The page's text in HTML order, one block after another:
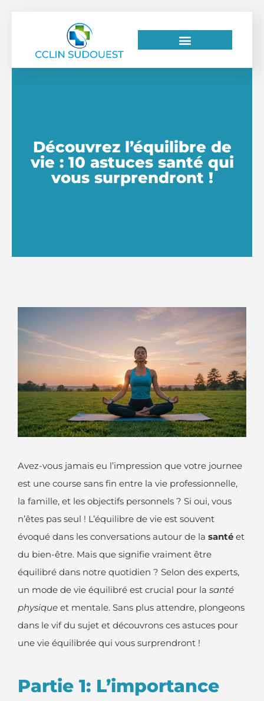
Découvrez l’équilibre de
vie : 10 astuces santé qui
vous surprendront !
Avez-vous jamais eu l’impression que votre journee
est une course sans fin entre la vie professionnelle,
la famille, et les objectifs personnels ? Si oui, vous
n’êtes pas seul ! L’équilibre de vie est souvent
évoqué dans les conversations autour de la santé et
du bien-être. Mais que signifie vraiment être
équilibré dans notre quotidien ? Selon des experts,
un mode de vie équilibré est crucial pour la santé
physique et mentale. Sans plus attendre, plongeons
dans le vif du sujet et découvrons ces astuces pour
une vie équilibrée qui vous surprendront !
Partie 1: L’importance